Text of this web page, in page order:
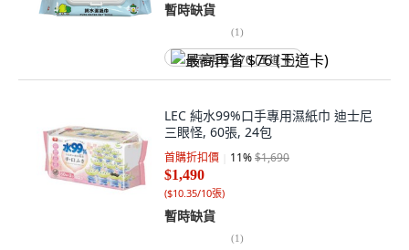
暫時缺貨
(1)
最高再省 $76 (王道卡)
LEC 純水99%口手專用濕紙巾 迪士尼
三眼怪, 60張, 24包
首購折扣價 11%$1,690
$1,490
($10.35/10張)
暫時缺貨
(1)